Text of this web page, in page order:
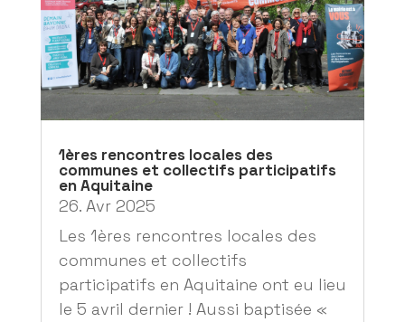
1ères rencontres locales des
communes et collectifs participatifs
en Aquitaine
26. Avr 2025
Les 1ères rencontres locales des
communes et collectifs
participatifs en Aquitaine ont eu lieu
le 5 avril dernier ! Aussi baptisée «